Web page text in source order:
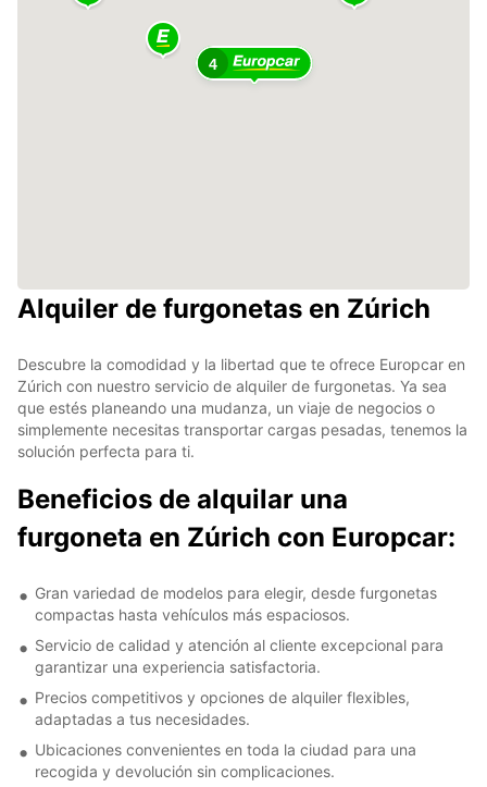
4
Alquiler de furgonetas en Zúrich
Descubre la comodidad y la libertad que te ofrece Europcar en
Zúrich con nuestro servicio de alquiler de furgonetas. Ya sea
que estés planeando una mudanza, un viaje de negocios o
simplemente necesitas transportar cargas pesadas, tenemos la
solución perfecta para ti.
Beneficios de alquilar una
furgoneta en Zúrich con Europcar:
Gran variedad de modelos para elegir, desde furgonetas
compactas hasta vehículos más espaciosos.
Servicio de calidad y atención al cliente excepcional para
garantizar una experiencia satisfactoria.
Precios competitivos y opciones de alquiler flexibles,
adaptadas a tus necesidades.
Ubicaciones convenientes en toda la ciudad para una
recogida y devolución sin complicaciones.